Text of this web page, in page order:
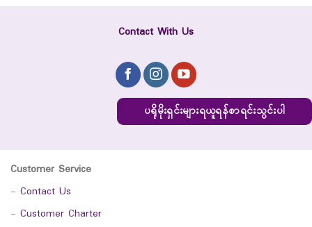
Contact With Us
ပရိုမိုးရှင်းများရယူရန်စာရင်းသွင်းပါ
Customer Service
- Contact Us
- Customer Charter